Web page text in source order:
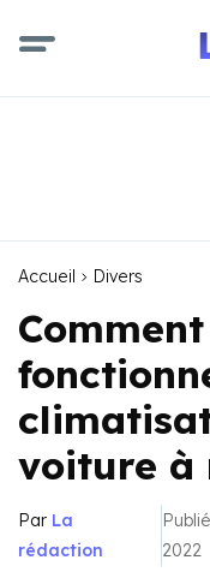
Accueil Divers
voiture à
Par La
rédaction
2022